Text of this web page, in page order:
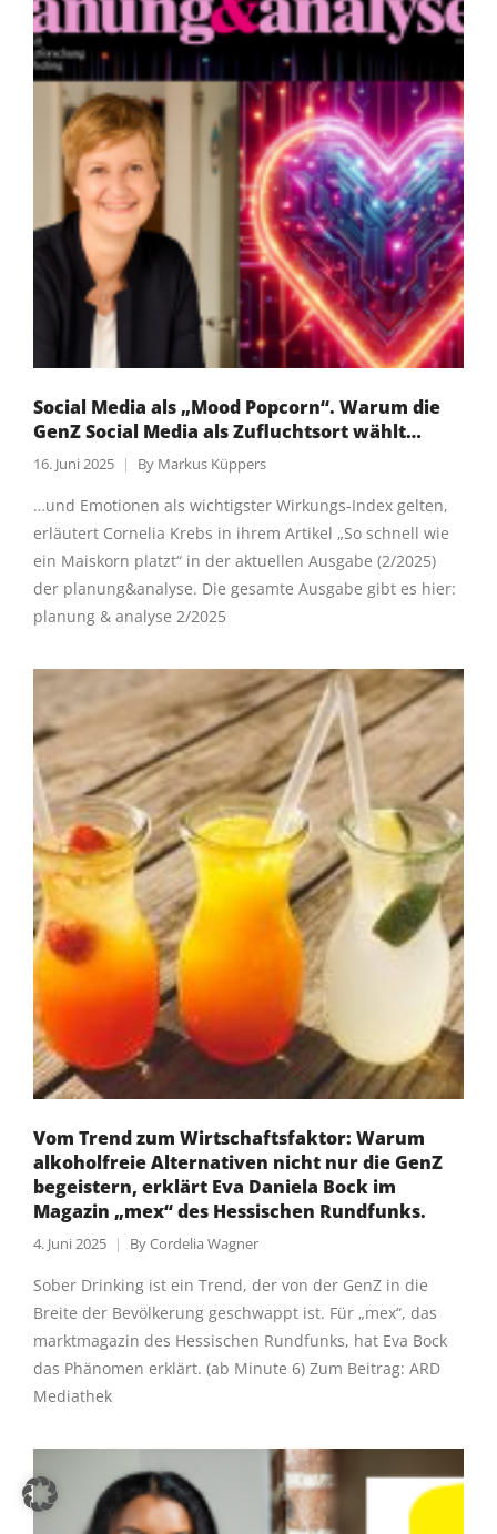
Social Media als „Mood Popcorn“. Warum die
GenZ Social Media als Zufluchtsort wählt…
16. Juni 2025 By Markus Küppers
…und Emotionen als wichtigster Wirkungs-Index gelten,
erläutert Cornelia Krebs in ihrem Artikel „So schnell wie
ein Maiskorn platzt“ in der aktuellen Ausgabe (2/2025)
der planung&analyse. Die gesamte Ausgabe gibt es hier:
planung & analyse 2/2025
Vom Trend zum Wirtschaftsfaktor: Warum
alkoholfreie Alternativen nicht nur die GenZ
begeistern, erklärt Eva Daniela Bock im
Magazin „mex“ des Hessischen Rundfunks.
4. Juni 2025 ByCordelia Wagner
Sober Drinking ist ein Trend, der von der GenZ in die
Breite der Bevölkerung geschwappt ist. Für „mex“, das
marktmagazin des Hessischen Rundfunks, hat Eva Bock
das Phänomen erklärt. (ab Minute 6) Zum Beitrag: ARD
Mediathek